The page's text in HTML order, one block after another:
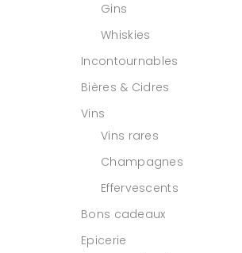
Gins
Whiskies
Incontournables
Bières & Cidres
Vins
Vins rares
Champagnes
Effervescents
Bons cadeaux
Epicerie